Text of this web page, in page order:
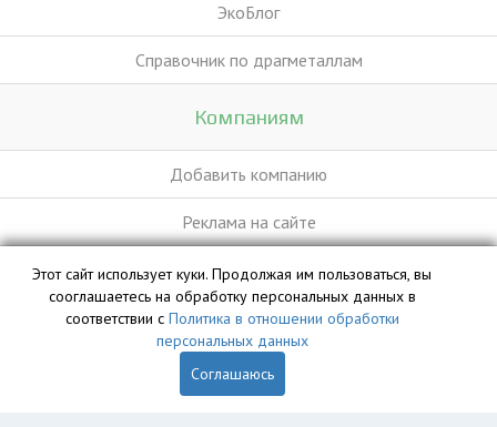
ЭкоБлог
Справочник по драгметаллам
Компаниям
Добавить компанию
Реклама на сайте
База данных сайта vyvoz.org является интеллектуальной
собственностью ООО «Профит» и охраняется законом.
Этот сайт использует куки. Продолжая им пользоваться, вы
сооглашаетесь на обработку персональных данных в
соответствии с Политика в отношении обработки
персональных данных
Соглашаюсь